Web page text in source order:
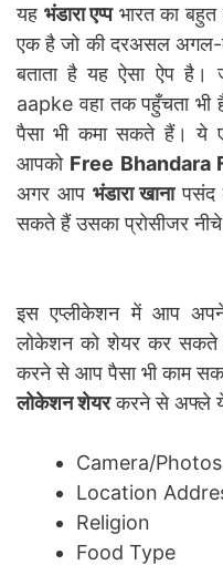
यह भंडारा एप्पभारत का बहुत
एक है जो की दरअसल अगल-
बताता है यह ऐसा ऐप
aapke वहा तक पहुँचता
पैसा भी कमा सकते हैं। ये
आपकोFree Bhandara
अगर आप भंडारा खानापसंद
सकते हैं उसका प्रोसीजर
इस एप्लीकेशन में आप
लोकेशन को शेयर कर सकते
करने से आप पैसा भी काम
लोकेशन शेयरकरने से अफ्ले ये
Camera/Photos
Location
Religion
Food Type